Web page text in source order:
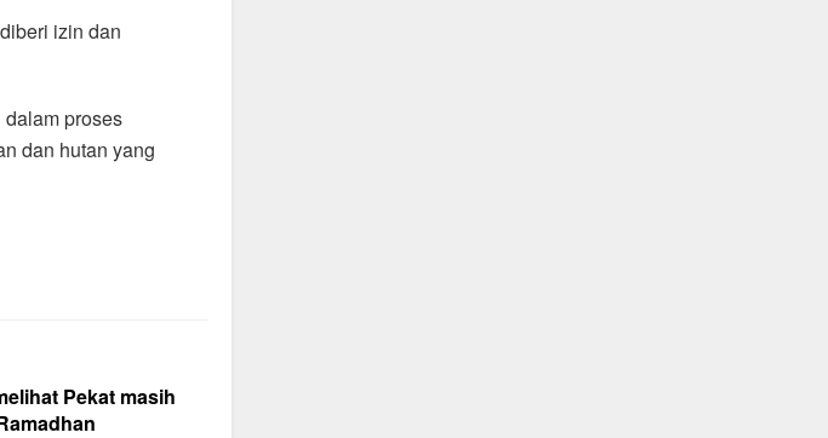
izin dan
proses
dan hutan yang
Pekat masih